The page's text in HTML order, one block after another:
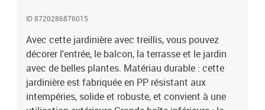
ID 8720286876015
Avec cette jardinière avec treillis, vous pouvez
décorer l'entrée, le balcon, la terrasse et le jardin
avec de belles plantes. Matériau durable : cette
jardinière est fabriquée en PP résistant aux
intempéries, solide et robuste, et convient à une